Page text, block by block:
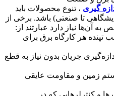
گیری ، تنوع محصولات باید
تا صنعتی) باشد. برخی از
آن‌ها نیاز دارد عبارتند از:
تپنده هر کارگاه برق برای
جریان بدون نیاز به قطع
زمین و مقاومت عایقی
و کنترلرهایی که در